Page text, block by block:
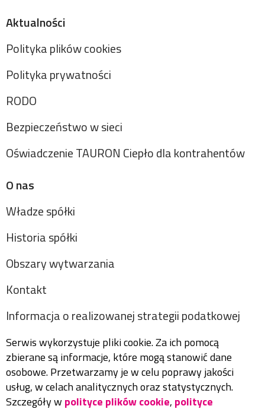
Aktualności
Polityka plików cookies
Polityka prywatności
RODO
Bezpieczeństwo w sieci
Oświadczenie TAURON Ciepło dla kontrahentów
O nas
Władze spółki
Historia spółki
Obszary wytwarzania
Kontakt
Informacja o realizowanej strategii podatkowej
Serwis wykorzystuje pliki cookie. Za ich pomocą
zbierane są informacje, które mogą stanowić dane
osobowe. Przetwarzamy je w celu poprawy jakości
usług, w celach analitycznych oraz statystycznych.
Szczegóły w polityce plików cookie, polityce